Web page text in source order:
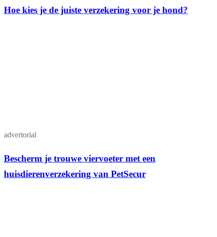
Hoe kies je de juiste verzekering voor je hond?
advertorial
Bescherm je trouwe viervoeter met een
huisdierenverzekering van PetSecur